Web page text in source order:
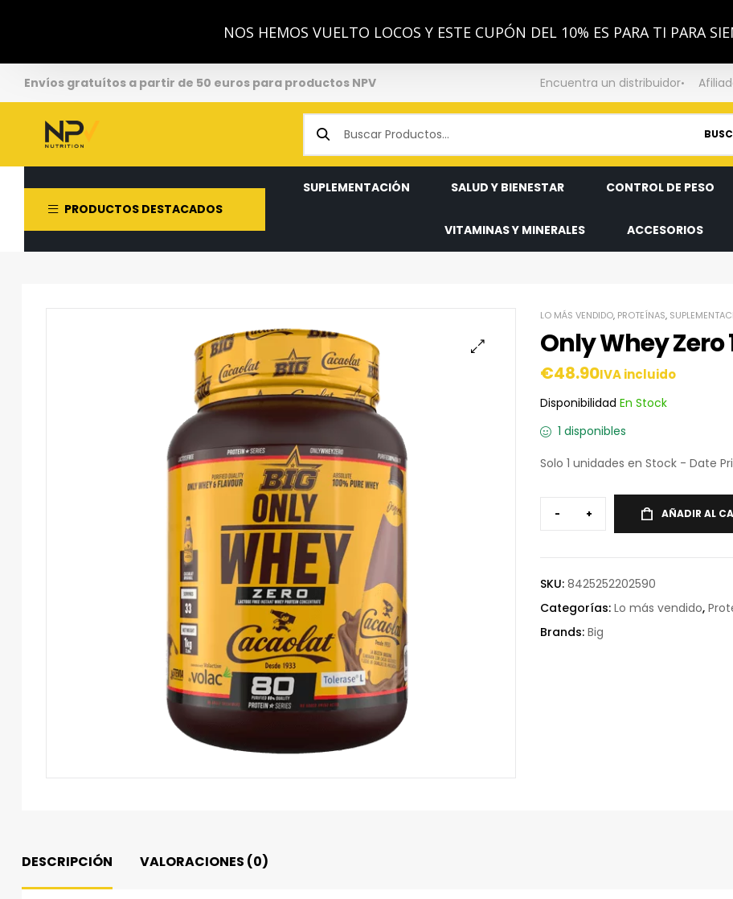
NOS HEMOS VUELTO LOCOS Y ESTE CUPÓN DEL 10% ES PARA TI PARA
Envíos gratuítos a partir de 50 euros para productos NPV Encuentra un distribuidor
PRODUCTOS DESTACADOS
SUPLEMENTACIÓN SALUD Y BIENESTAR CONTROL DE PESO
VITAMINAS Y MINERALES ACCESORIOS
LO MÁS VENDIDO, PROTEÍNAS,
Only Whey Zero
€48.90IVA incluido
Disponibilidad En Stock
1 disponibles
Solo 1 unidades en Stock - Date
- + AÑADIR AL
SKU: 8425252202590
Categorías: Lo más vendido,
Brands: Big
DESCRIPCIÓN VALORACIONES (0)